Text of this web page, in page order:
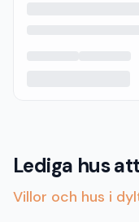
Lediga hus
Villor och hus i